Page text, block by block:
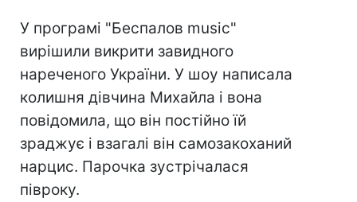
У програмі "Беспалов music"
вирішили викрити завидного
нареченого України. У шоу написала
колишня дівчина Михайла і вона
повідомила, що він постійно їй
зраджує і взагалі він самозакоханий
нарцис. Парочка зустрічалася
півроку.